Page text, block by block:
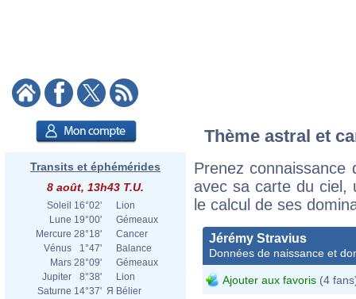
Transits et éphémérides
8 août, 13h43 T.U.
Soleil 16°02'
Lion
Lune 19°00'
Gémeaux
Mercure 28°18'
Cancer
Vénus
1°47'
Balance
Mars 28°09'
Gémeaux
Jupiter
8°38'
Lion
Saturne 14°37' Я Bélier
Thème astral et
Prenez
avec sa carte du ciel,
le calcul de ses
Jérémy Stravius
Données de naissance et
Ajouter aux favoris (4